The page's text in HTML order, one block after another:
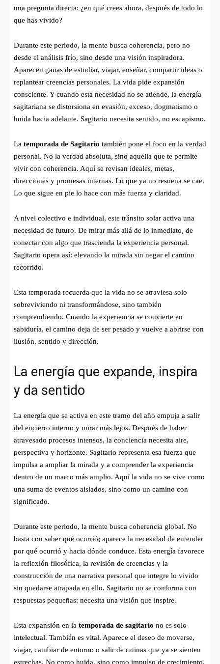
una pregunta directa: ¿en qué crees ahora, después de todo lo
que has vivido?
Durante este periodo, la mente busca coherencia, pero no
desde el análisis frío, sino desde una visión inspiradora.
Aparecen ganas de estudiar, viajar, enseñar, compartir ideas o
replantear creencias personales. La vida pide expansión
consciente. Y cuando esta necesidad no se atiende, la energía
sagitariana se distorsiona en evasión, exceso, dogmatismo o
huida hacia adelante. Sagitario necesita sentido, no escapismo.
La temporada de Sagitario también pone el foco en la verdad
personal. No la verdad absoluta, sino aquella que te permite
vivir con coherencia. Aquí se revisan ideales, metas,
direcciones y promesas internas. Lo que ya no resuena se cae.
Lo que sigue en pie lo hace con más fuerza y claridad.
A nivel colectivo e individual, este tránsito solar activa una
necesidad de futuro. De mirar más allá de lo inmediato, de
conectar con algo que trascienda la experiencia personal.
Sagitario opera así: elevando la mirada sin negar el camino
recorrido.
Esta temporada recuerda que la vida no se atraviesa solo
sobreviviendo ni transformándose, sino también
comprendiendo. Cuando la experiencia se convierte en
sabiduría, el camino deja de ser pesado y vuelve a abrirse con
ilusión, sentido y dirección.
La energía que expande, inspira
y da sentido
La energía que se activa en este tramo del año empuja a salir
del encierro interno y mirar más lejos. Después de haber
atravesado procesos intensos, la conciencia necesita aire,
perspectiva y horizonte. Sagitario representa esa fuerza que
impulsa a ampliar la mirada y a comprender la experiencia
dentro de un marco más amplio. Aquí la vida no se vive como
una suma de eventos aislados, sino como un camino con
significado.
Durante este periodo, la mente busca coherencia global. No
basta con saber qué ocurrió; aparece la necesidad de entender
por qué ocurrió y hacia dónde conduce. Esta energía favorece
la reflexión filosófica, la revisión de creencias y la
construcción de una narrativa personal que integre lo vivido
sin quedarse atrapada en ello. Sagitario no se conforma con
respuestas pequeñas: necesita una visión que inspire.
Esta expansión en la temporada de sagitario no es solo
intelectual. También es vital. Aparece el deseo de moverse,
viajar, cambiar de entorno o salir de rutinas que ya se sienten
estrechas. No como huida, sino como impulso de crecimiento.